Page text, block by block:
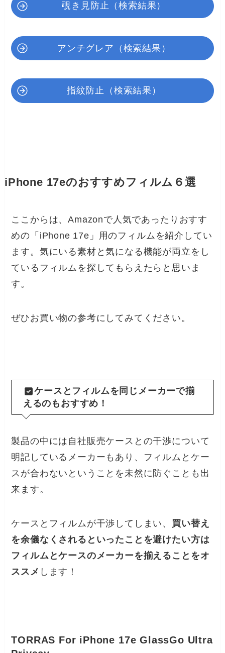
覗き見防止（検索結果）
アンチグレア（検索結果）
指紋防止（検索結果）
iPhone 17eのおすすめフィルム６選
ここからは、Amazonで人気であったりおすす
めの「iPhone 17e」用のフィルムを紹介してい
ます。気にいる素材と気になる機能が両立をし
ているフィルムを探してもらえたらと思いま
す。
ぜひお買い物の参考にしてみてください。
ケースとフィルムを同じメーカーで揃
えるのもおすすめ！
製品の中には自社販売ケースとの干渉について
明記しているメーカーもあり、フィルムとケー
スが合わないということを未然に防ぐことも出
来ます。
ケースとフィルムが干渉してしまい、 買い替え
を余儀なくされるといったことを避けたい方は
フィルムとケースのメーカーを揃えることをオ
ススメ します！
TORRAS For iPhone 17e GlassGo Ultra